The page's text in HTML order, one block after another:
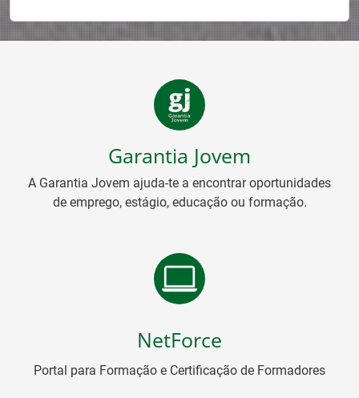
Garantia Jovem
A Garantia Jovem ajuda-te a encontrar oportunidades
de emprego, estágio, educação ou formação.
NetForce
Portal para Formação e Certificação de Formadores